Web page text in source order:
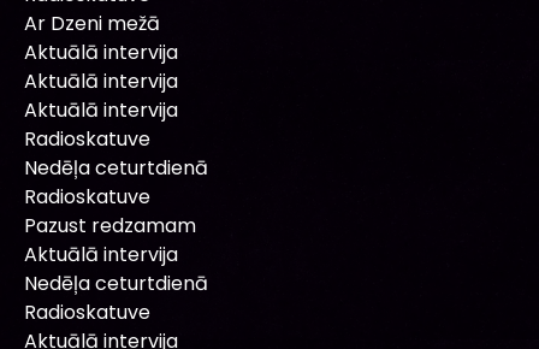
Ar Dzeni mežā
Aktuālā intervija
Aktuālā intervija
Aktuālā intervija
Radioskatuve
Nedēļa ceturtdienā
Radioskatuve
Pazust redzamam
Aktuālā intervija
Nedēļa ceturtdienā
Radioskatuve
Aktuālā intervija